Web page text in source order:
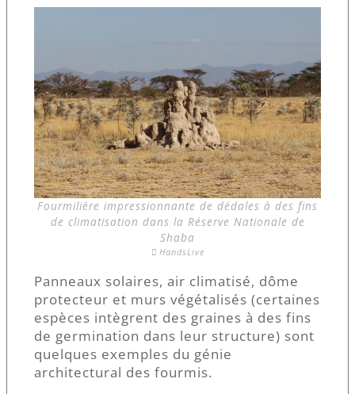
Fourmilière impressionnante de dédales à des fins
de climatisation dans la Réserve Nationale de
Shaba
HandsLive
Panneaux solaires, air climatisé, dôme
protecteur et murs végétalisés (certaines
espèces intègrent des graines à des fins
de germination dans leur structure) sont
quelques exemples du génie
architectural des fourmis.